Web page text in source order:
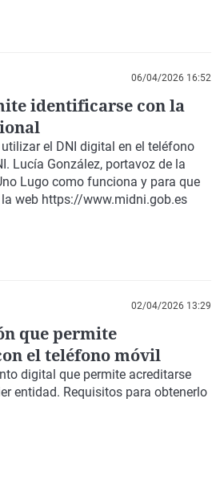
06/04/2026 16:52
identificarse con la
el DNI digital en el teléfono
Lucía González, portavoz de la
Lugo como funciona y para que
web https://www.midni.gob.es
02/04/2026 13:29
que permite
el teléfono móvil
digital que permite acreditarse
entidad. Requisitos para obtenerlo